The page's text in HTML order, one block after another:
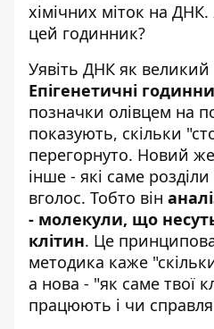
хімічних міток на
цей годинник?
Уявіть ДНК як великий
Епігенетичні
позначки олівцем на
показують, скільки
перегорнуто. Новий же
інше - які саме
вголос. Тобто він
- молекули, що несуть
клітин. Це
методика каже
а нова - "як саме твої
працюють і чи